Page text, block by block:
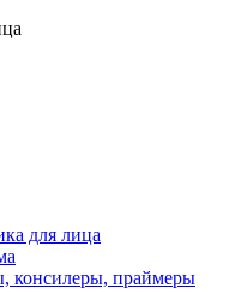
для лица
консилеры, праймеры